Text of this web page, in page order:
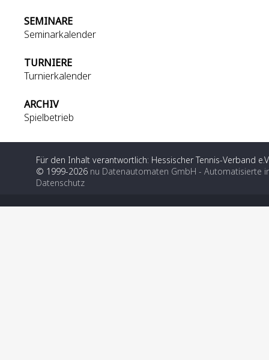
SEMINARE
Seminarkalender
TURNIERE
Turnierkalender
ARCHIV
Spielbetrieb
Für den Inhalt verantwortlich: Hessischer Tennis-Verband
© 1999-2026 nu Datenautomaten GmbH - Automatisierte
Datenschutz